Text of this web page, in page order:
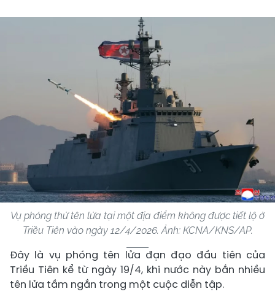
Vụ phóng thử tên lửa tại một địa điểm không được tiết lộ ở
Triều Tiên vào ngày 12/4/2026. Ảnh: KCNA/KNS/AP.
Đây là vụ phóng tên lửa đạn đạo đầu tiên của
Triều Tiên kể từ ngày 19/4, khi nước này bắn nhiều
tên lửa tầm ngắn trong một cuộc diễn tập.